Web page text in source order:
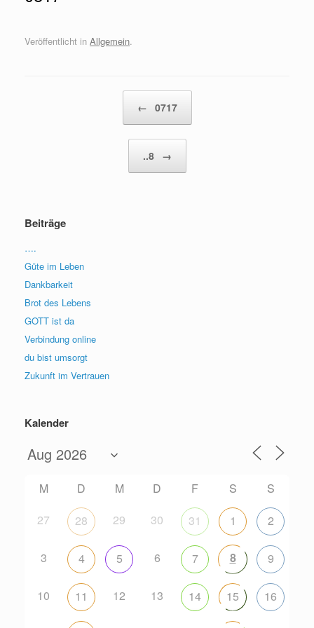
Veröffentlicht in Allgemein.
← 0717
..8 →
Beiträge
….
Güte im Leben
Dankbarkeit
Brot des Lebens
GOTT ist da
Verbindung online
du bist umsorgt
Zukunft im Vertrauen
Kalender
M D M D F S
S
27
28 29 30 31 1 2
3 4 5 6 7 8 9
10 11 12 13 14 15 16